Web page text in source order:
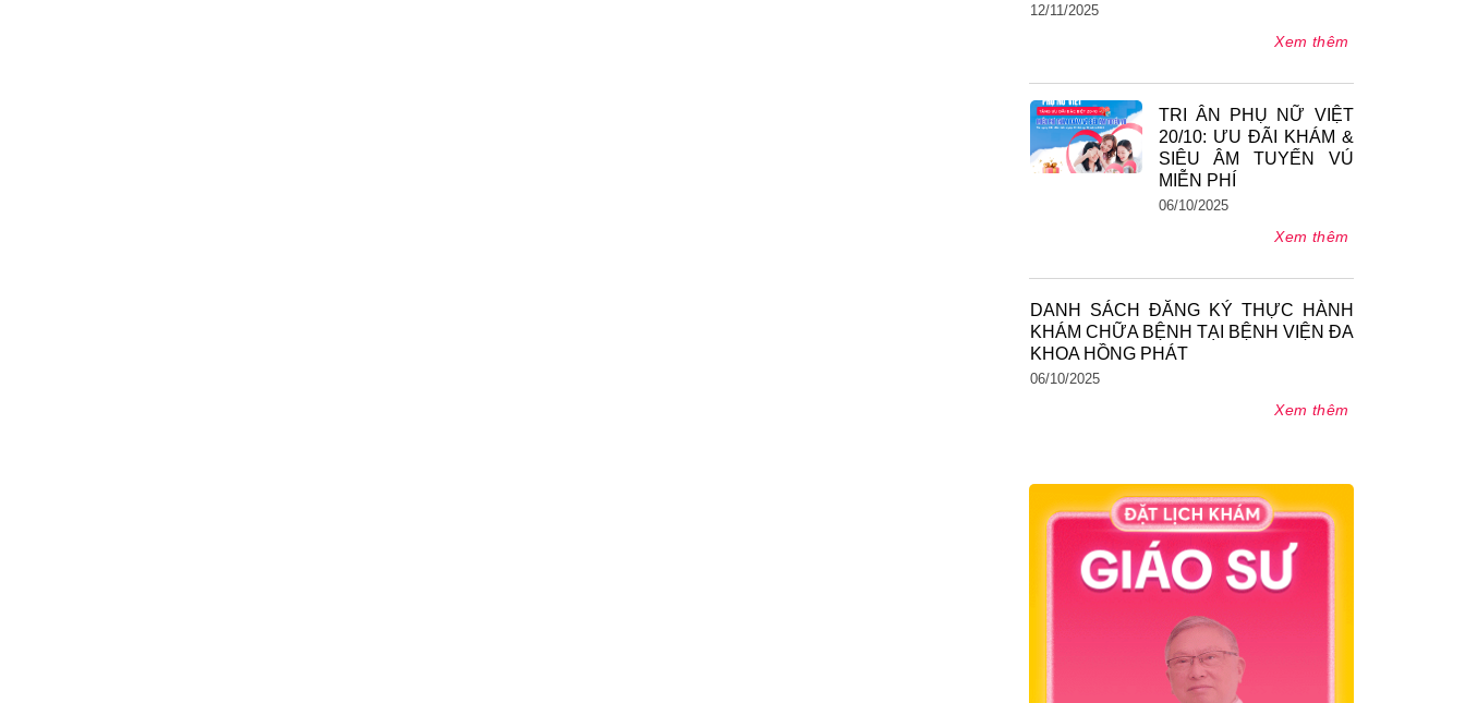
12/11/2025
Xem thêm
TRI ÂN PHỤ NỮ VIỆT
20/10: ƯU ĐÃI KHÁM &
SIÊU ÂM TUYẾN VÚ
MIỄN PHÍ
06/10/2025
Xem thêm
DANH SÁCH ĐĂNG KÝ THỰC HÀNH
KHÁM CHỮA BỆNH TẠI BỆNH VIỆN ĐA
KHOA HỒNG PHÁT
06/10/2025
Xem thêm